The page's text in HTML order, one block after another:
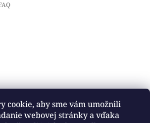
cookie, aby sme vám umožnili
webovej stránky a vďaka